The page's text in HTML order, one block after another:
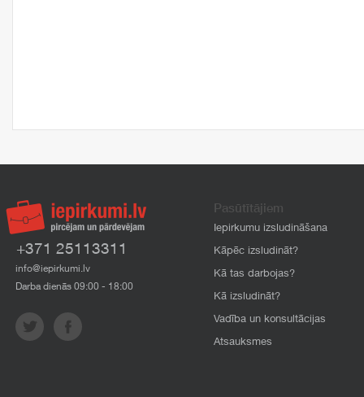
+371 25113311
info@iepirkumi.lv
Darba dienās 09:00 - 18:00
Pasūtītājiem
Iepirkumu izsludināšana
Kāpēc izsludināt?
Kā tas darbojas?
Kā izsludināt?
Vadība un konsultācijas
Atsauksmes